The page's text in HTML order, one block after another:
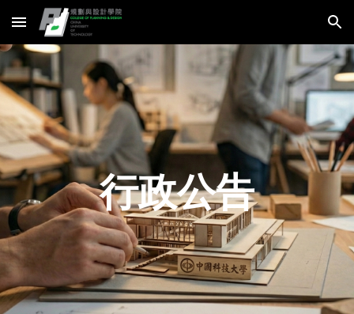
Skip to main content Skip to navigation
行政公告